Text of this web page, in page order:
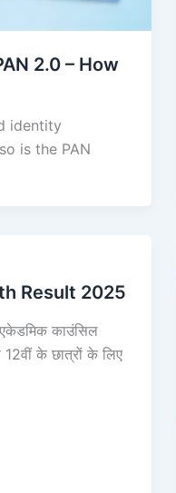
2.0 – How
identity
is the PAN
Result 2025
काउंसिल
के छात्रों के लिए